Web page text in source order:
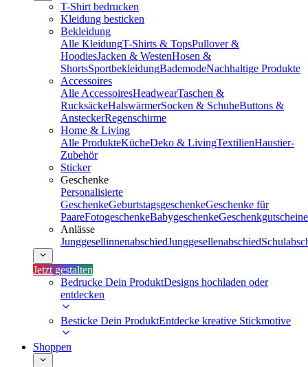
T-Shirt bedrucken
Kleidung besticken
Bekleidung
Alle KleidungT-Shirts & TopsPullover &
HoodiesJacken & WestenHosen &
ShortsSportbekleidungBademodeNachhaltige Produkte
Accessoires
Alle AccessoiresHeadwearTaschen &
RucksäckeHalswärmerSocken & SchuheButtons &
AnsteckerRegenschirme
Home & Living
Alle ProdukteKücheDeko & LivingTextilienHaustier-
Zubehör
Sticker
Geschenke
Personalisierte
GeschenkeGeburtstagsgeschenkeGeschenke für
PaareFotogeschenkeBabygeschenkeGeschenkgutscheine
Anlässe
JunggesellinnenabschiedJunggesellenabschied
Jetzt gestalten
Bedrucke Dein ProduktDesigns hochladen oder
entdecken
Besticke Dein ProduktEntdecke kreative Stickmotive
Shoppen